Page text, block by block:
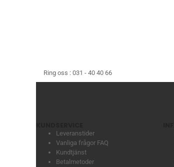
Ring oss : 031 - 40 40 66
Leveranstider
Vanliga frågor FAQ
Kundtjänst
Betalmetoder